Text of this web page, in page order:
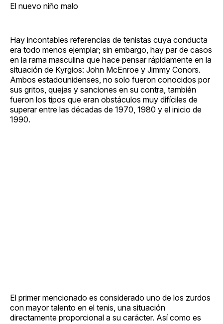
El nuevo niño malo
Hay incontables referencias de tenistas cuya conducta
era todo menos ejemplar; sin embargo, hay par de casos
en la rama masculina que hace pensar rápidamente en la
situación de Kyrgios: John McEnroe y Jimmy Conors.
Ambos estadounidenses, no solo fueron conocidos por
sus gritos, quejas y sanciones en su contra, también
fueron los tipos que eran obstáculos muy difíciles de
superar entre las décadas de 1970, 1980 y el inicio de
1990.
El primer mencionado es considerado uno de los zurdos
con mayor talento en el tenis, una situación
directamente proporcional a su carácter. Así como es